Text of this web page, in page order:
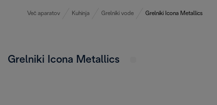
Več aparatov Kuhinja Grelniki vode Grelniki Icona Metallics
Grelniki Icona Metallics